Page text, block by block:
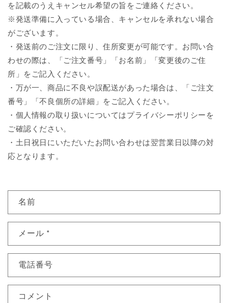
を記載のうえキャンセル希望の旨をご連絡ください。
※発送準備に入っている場合、キャンセルを承れない場合
がございます。
・発送前のご注文に限り、住所変更が可能です。お問い合
わせの際は、「ご注文番号」「お名前」「変更後のご住
所」をご記入ください。
・万が一、商品に不良や誤配送があった場合は、「ご注文
番号」「不良個所の詳細」をご記入ください。
・個人情報の取り扱いについてはプライバシーポリシーを
ご確認ください。
・土日祝日にいただいたお問い合わせは翌営業日以降の対
応となります。
い
わ
フ
ォ
名前
メール *
電話番号
コメント